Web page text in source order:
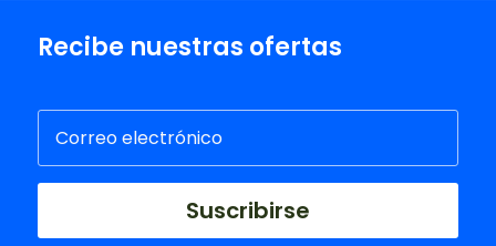
Recibe nuestras ofertas
Suscribirse